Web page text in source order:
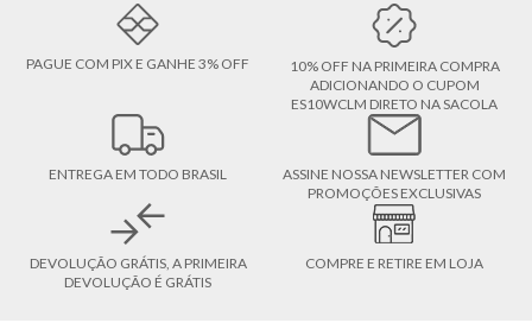
PAGUE COM PIX E GANHE 3% OFF
10% OFF NA PRIMEIRA COMPRA
ADICIONANDO O CUPOM
ES10WCLM DIRETO NA SACOLA
ENTREGA EM TODO BRASIL
ASSINE NOSSA NEWSLETTER COM
PROMOÇÕES EXCLUSIVAS
DEVOLUÇÃO GRÁTIS, A PRIMEIRA
DEVOLUÇÃO É GRÁTIS
COMPRE E RETIRE EM LOJA